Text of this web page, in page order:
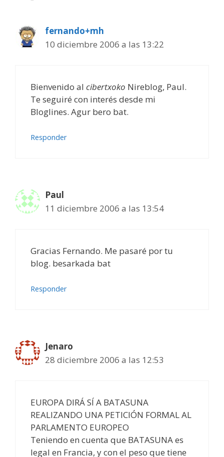
fernando+mh
10 diciembre 2006 a las 13:22
Bienvenido al cibertxoko Nireblog, Paul.
Te seguiré con interés desde mi
Bloglines. Agur bero bat.
Responder
Paul
11 diciembre 2006 a las 13:54
Gracias Fernando. Me pasaré por tu
blog. besarkada bat
Responder
Jenaro
28 diciembre 2006 a las 12:53
EUROPA DIRÁ SÍ A BATASUNA
REALIZANDO UNA PETICIÓN FORMAL AL
PARLAMENTO EUROPEO
Teniendo en cuenta que BATASUNA es
legal en Francia, y con el peso que tiene